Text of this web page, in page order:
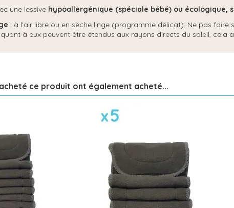
une lessive hypoallergénique (spéciale bébé) ou écologique, s
: à l'air libre ou en sèche linge (programme délicat). Ne pas faire
quant à eux peuvent être étendus aux rayons directs du soleil,
ce produit ont également acheté...